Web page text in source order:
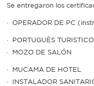
Recorrido
colectivos
Recarga
Se entregaron los
· OPERADOR DE PC
· PORTUGUÈS
· MOZO DE SALÓN
· MUCAMA DE HOTEL
· INSTALADOR